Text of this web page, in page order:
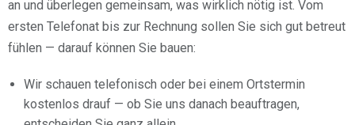
an und überlegen gemeinsam, was wirklich nötig ist. Vom
ersten Telefonat bis zur Rechnung sollen Sie sich gut betreut
fühlen — darauf können Sie bauen:
Wir schauen telefonisch oder bei einem Ortstermin
kostenlos drauf — ob Sie uns danach beauftragen,